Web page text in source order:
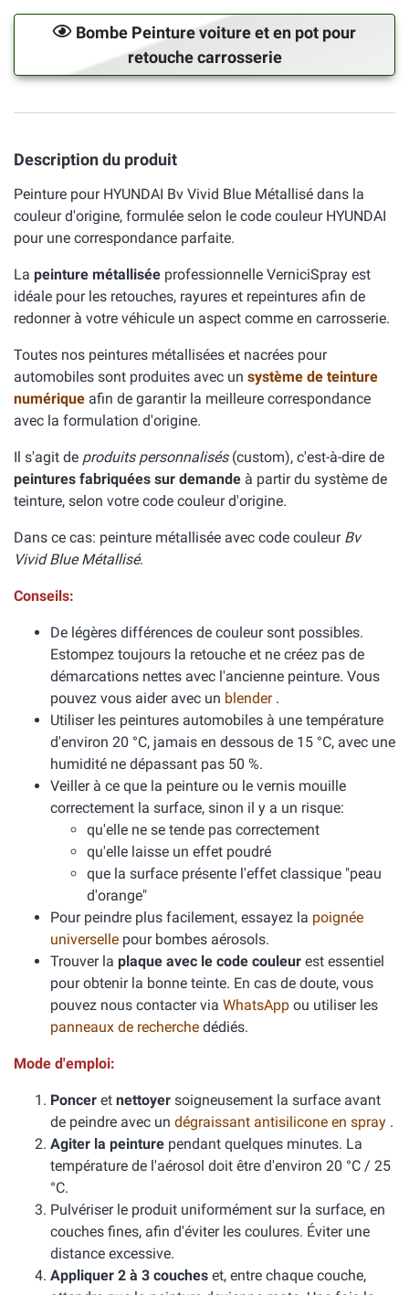
Bombe Peinture voiture et en pot pour
retouche carrosserie
Description du produit
Peinture pour HYUNDAI Bv Vivid Blue Métallisé dans la
couleur d'origine, formulée selon le code couleur HYUNDAI
pour une correspondance parfaite.
La peinture métallisée professionnelle VerniciSpray est
idéale pour les retouches, rayures et repeintures afin de
redonner à votre véhicule un aspect comme en carrosserie.
Toutes nos peintures métallisées et nacrées pour
automobiles sont produites avec un système de teinture
numérique afin de garantir la meilleure correspondance
avec la formulation d'origine.
Il s'agit de produits personnalisés(custom), c'est-à-dire de
peintures fabriquées sur demande à partir du système de
teinture, selon votre code couleur d'origine.
Dans ce cas: peinture métallisée avec code couleur Bv
Vivid Blue Métallisé.
Conseils:
De légères différences de couleur sont possibles.
Estompez toujours la retouche et ne créez pas de
démarcations nettes avec l'ancienne peinture. Vous
pouvez vous aider avec un blender .
Utiliser les peintures automobiles à une température
d'environ 20 °C, jamais en dessous de 15 °C, avec une
humidité ne dépassant pas 50 %.
Veiller à ce que la peinture ou le vernis mouille
correctement la surface, sinon il y a un risque:
qu'elle ne se tende pas correctement
qu'elle laisse un effet poudré
que la surface présente l'effet classique "peau
d'orange"
Pour peindre plus facilement, essayez la poignée
universelle pour bombes aérosols.
Trouver la plaque avec le code couleur est essentiel
pour obtenir la bonne teinte. En cas de doute, vous
pouvez nous contacter via WhatsApp ou utiliser les
panneaux de recherche dédiés.
Mode d'emploi:
Poncer et nettoyer soigneusement la surface avant
de peindre avec un dégraissant antisilicone en spray .
Agiter la peinture pendant quelques minutes. La
température de l'aérosol doit être d'environ 20 °C / 25
°C.
Pulvériser le produit uniformément sur la surface, en
couches fines, afin d'éviter les coulures. Éviter une
distance excessive.
Appliquer 2 à 3 couches et, entre chaque couche,